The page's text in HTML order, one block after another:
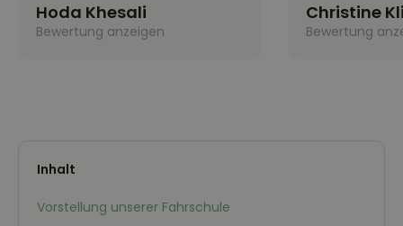
Hoda Khesali
Bewertung anzeigen
Christine
Bewertung
Inhalt
Vorstellung unserer Fahrschule